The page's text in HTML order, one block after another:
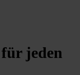
jeden